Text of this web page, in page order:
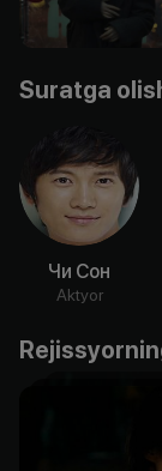
Suratga
Чи Сон
Aktyor